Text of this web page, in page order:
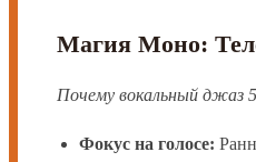
Магия Моно:
Почему вокальный джаз
Фокус на голосе: